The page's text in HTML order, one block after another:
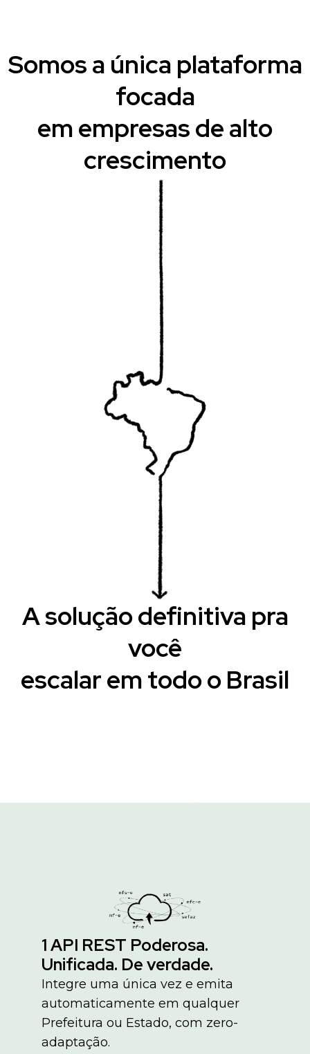
Somos a única plataforma
focada
em empresas de alto
crescimento
A solução definitiva pra
você
escalar em todo o Brasil
1 API REST Poderosa.
Unificada. De verdade.
Integre uma única vez e emita
automaticamente em qualquer
Prefeitura ou Estado, com zero-
adaptação.